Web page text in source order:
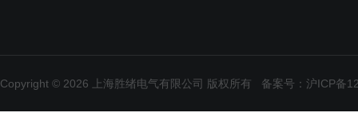
Copyright © 2026 上海胜绪电气有限公司 版权所有 备案号：沪ICP备